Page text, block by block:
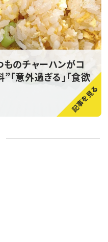
ものチャーハンがコ
意外過ぎる」「食欲